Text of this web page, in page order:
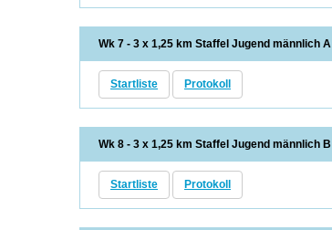
Wk 7 - 3 x 1,25 km Staffel Jugend männlich A
Startliste Protokoll
Wk 8 - 3 x 1,25 km Staffel Jugend männlich B
Startliste Protokoll